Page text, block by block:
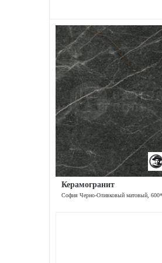
Керамогранит
София Черно-Оливковый матовый,